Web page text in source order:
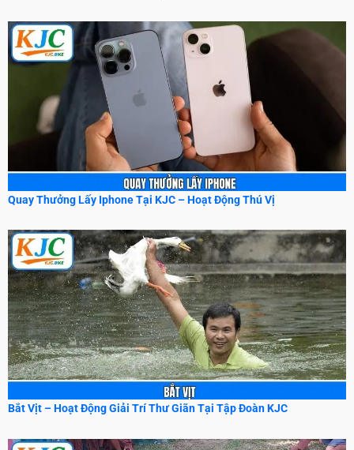
Quay Thưởng Lấy Iphone Tại KJC – Hoạt Động Thú Vị
Bắt Vịt – Hoạt Động Giải Trí Thư Giãn Tại Tập Đoàn KJC